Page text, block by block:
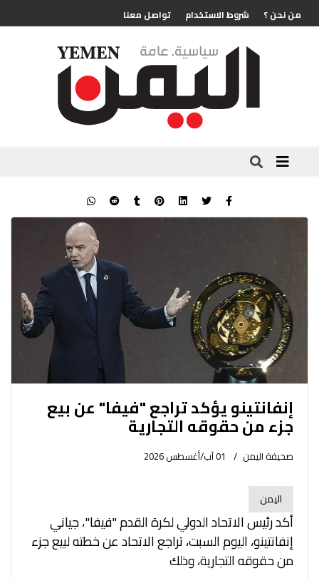
من نحن ؟ شروط الاستخدام تواصل معنا
إنفانتينو يؤكد تراجع "فيفا" عن بيع
جزء من حقوقه التجارية
صحيفة اليمن 01 آب/أغسطس 2026
اليمن
أكد رئيس الاتحاد الدولي لكرة القدم "فيفا"، جياني
إنفانتينو، اليوم السبت، تراجع الاتحاد عن خطته لبيع جزء
من حقوقه التجارية، وذلك